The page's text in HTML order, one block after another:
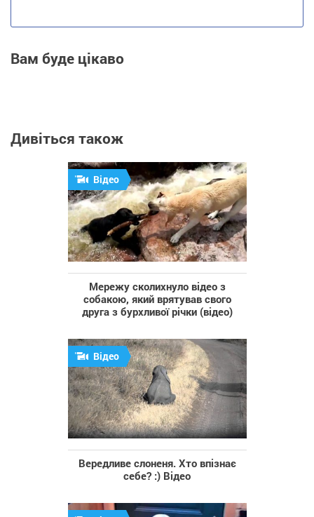
Вам буде цікаво
Дивіться також
Відео
Мережу сколихнуло відео з
собакою, який врятував свого
друга з бурхливої річки (відео)
Відео
Вередливе слоненя. Хто впізнає
себе? :) Відео